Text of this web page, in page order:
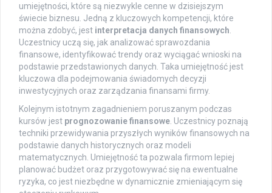
umiejętności, które są niezwykle cenne w dzisiejszym
świecie biznesu. Jedną z kluczowych kompetencji, które
można zdobyć, jest interpretacja danych finansowych.
Uczestnicy uczą się, jak analizować sprawozdania
finansowe, identyfikować trendy oraz wyciągać wnioski na
podstawie przedstawionych danych. Taka umiejętność jest
kluczowa dla podejmowania świadomych decyzji
inwestycyjnych oraz zarządzania finansami firmy.
Kolejnym istotnym zagadnieniem poruszanym podczas
kursów jest prognozowanie finansowe. Uczestnicy poznają
techniki przewidywania przyszłych wyników finansowych na
podstawie danych historycznych oraz modeli
matematycznych. Umiejętność ta pozwala firmom lepiej
planować budżet oraz przygotowywać się na ewentualne
ryzyka, co jest niezbędne w dynamicznie zmieniającym się